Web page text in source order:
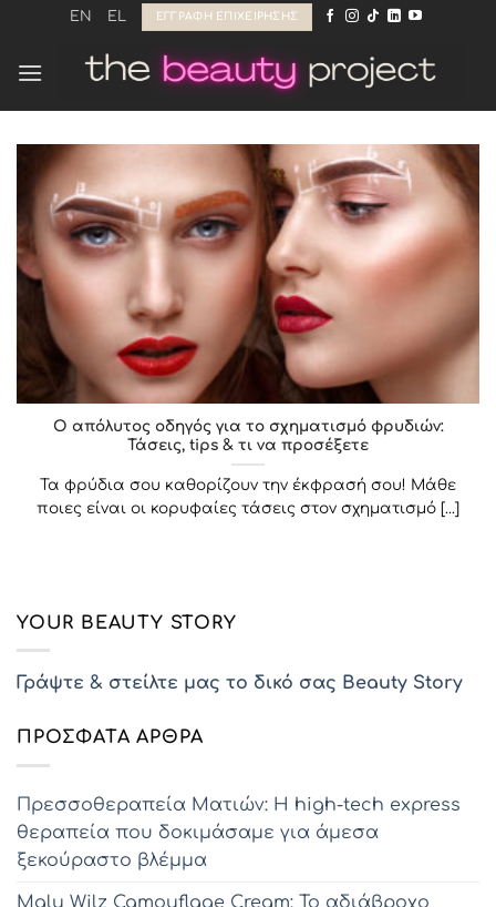
Μετάβαση
περιεχόμενο
EN EL ΕΓΓΡΑΦΉ ΕΠΙΧΕΊΡΗΣΗΣ
Ο απόλυτος οδηγός για το σχηματισμό φρυδιών:
Τάσεις, tips & τι να προσέξετε
Τα φρύδια σου καθορίζουν την έκφρασή σου! Μάθε
ποιες είναι οι κορυφαίες τάσεις στον σχηματισμό [...]
YOUR BEAUTY STORY
Γράψτε & στείλτε μας το δικό σας Beauty Story
ΠΡΌΣΦΑΤΑ ΆΡΘΡΑ
Πρεσσοθεραπεία Ματιών: Η high-tech express
θεραπεία που δοκιμάσαμε για άμεσα
ξεκούραστο βλέμμα
Malu Wilz Camouflage Cream: Το αδιάβροχο